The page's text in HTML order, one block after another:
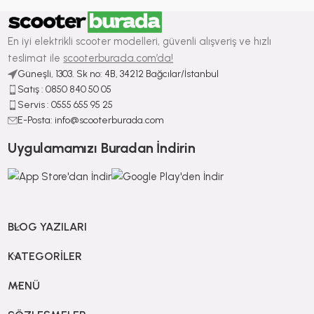
En iyi elektrikli scooter modelleri, güvenli alışveriş ve hızlı
teslimat ile scooterburada.com’da!
Güneşli, 1303. Sk no: 4B, 34212 Bağcılar/İstanbul
Satış : ⁠0850 840 50 05
Servis : 0555 655 95 25
E-Posta: info@scooterburada.com
Uygulamamızı Buradan İndirin
BLOG YAZILARI
KATEGORILER
MENÜ